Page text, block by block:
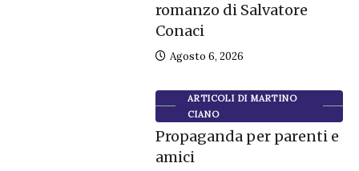
romanzo di Salvatore
Conaci
Agosto 6, 2026
ARTICOLI DI MARTINO
CIANO
Propaganda per parenti e
amici